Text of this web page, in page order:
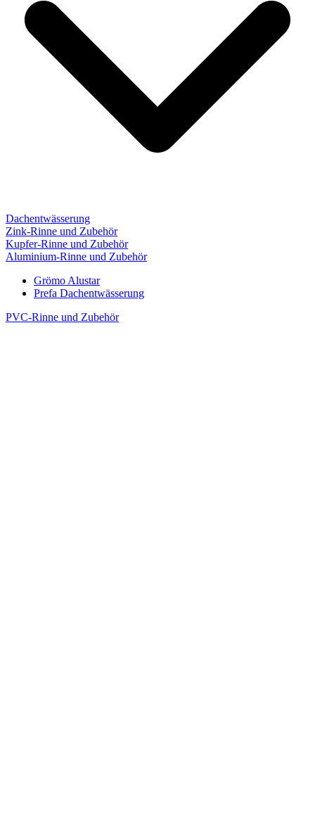
Dachentwässerung
Zink-Rinne und Zubehör
Kupfer-Rinne und Zubehör
Aluminium-Rinne und Zubehör
Grömo Alustar
Prefa Dachentwässerung
PVC-Rinne und Zubehör